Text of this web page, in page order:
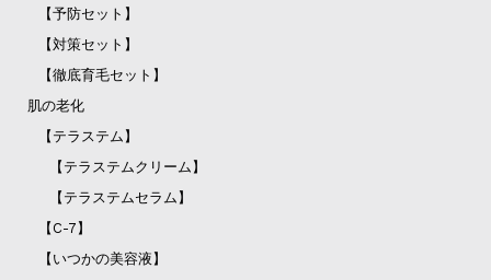
【予防セット】
【対策セット】
【徹底育毛セット】
肌の老化
【テラステム】
【テラステムクリーム】
【テラステムセラム】
【C-7】
【いつかの美容液】